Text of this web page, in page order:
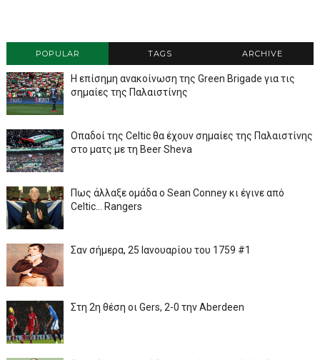
POPULAR TAGS ARCHIVE
Η επίσημη ανακοίνωση της Green Brigade για τις
σημαίες της Παλαιστίνης
Οπαδοί της Celtic θα έχουν σημαίες της Παλαιστίνης
στο ματς με τη Beer Sheva
Πως άλλαξε ομάδα ο Sean Conney κι έγινε από
Celtic... Rangers
Σαν σήμερα, 25 Ιανουαρίου του 1759 #1
Στη 2η θέση οι Gers, 2-0 την Aberdeen